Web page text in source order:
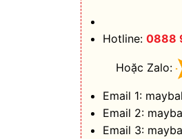
Hotline: 0888
Hoặc Zalo:
Email 1:
Email 2:
Email 3: